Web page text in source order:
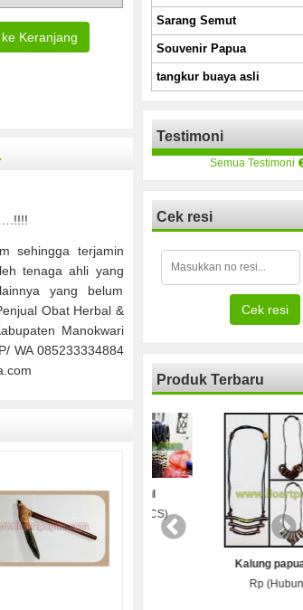
Keranjang
sehingga terjamin
tenaga ahli yang
yang belum
Obat Herbal &
Manokwari
WA 085233334884
Sarang Semut
Souvenir Papua
tangkur buaya asli
Testimoni
Semua Testimoni
Cek resi
Cek resi
Produk Terbaru
Gelang gaul
Rp (Hubungi CS)
Kalung papua modern
Rp (Hubungi CS)